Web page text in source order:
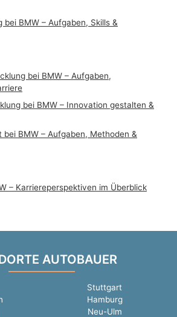
bei BMW – Aufgaben, Skills &
bei BMW – Aufgaben,
bei BMW – Innovation gestalten &
bei BMW – Aufgaben, Methoden &
– Karriere­perspektiven im Überblick
AUTOBAUER
Stuttgart
Hamburg
Neu-Ulm